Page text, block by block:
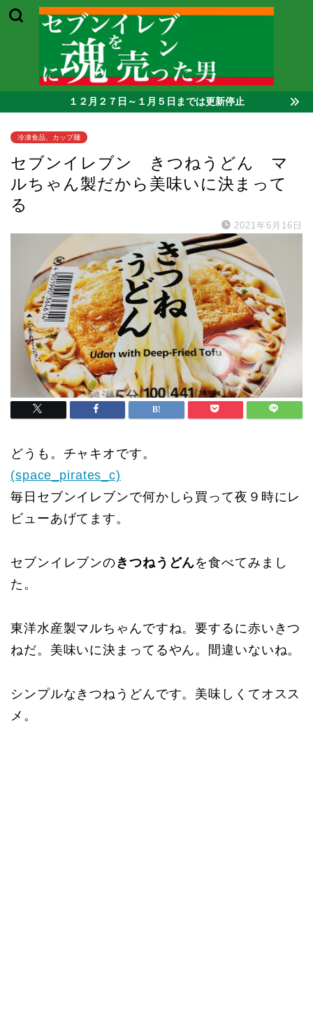
１２月２７日～１月５日までは更新停止
冷凍食品、カップ麺
セブンイレブン きつねうどん マ
ルちゃん製だから美味いに決まって
る
2021年6月16日
どうも。チャキオです。
(space_pirates_c)
毎日セブンイレブンで何かしら買って夜９時にレ
ビューあげてます。
セブンイレブンのきつねうどんを食べてみまし
た。
東洋水産製マルちゃんですね。要するに赤いきつ
ねだ。美味いに決まってるやん。間違いないね。
シンプルなきつねうどんです。美味しくてオスス
メ。